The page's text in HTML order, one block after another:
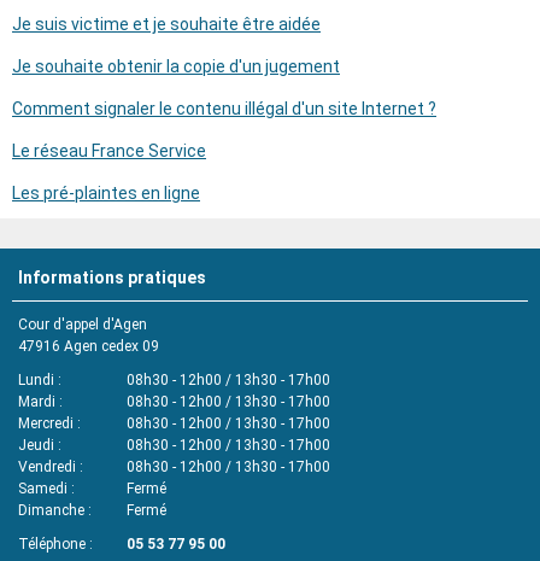
Je suis victime et je souhaite être aidée
Je souhaite obtenir la copie d'un jugement
Comment signaler le contenu illégal d'un site Internet ?
Le réseau France Service
Les pré-plaintes en ligne
Informations pratiques
Cour d'appel d'Agen
47916 Agen cedex 09
Lundi
08h30 - 12h00 / 13h30 - 17h00
Mardi
08h30 - 12h00 / 13h30 - 17h00
Mercredi
08h30 - 12h00 / 13h30 - 17h00
Jeudi
08h30 - 12h00 / 13h30 - 17h00
Vendredi
08h30 - 12h00 / 13h30 - 17h00
Samedi
Fermé
Dimanche
Fermé
Téléphone
05 53 77 95 00